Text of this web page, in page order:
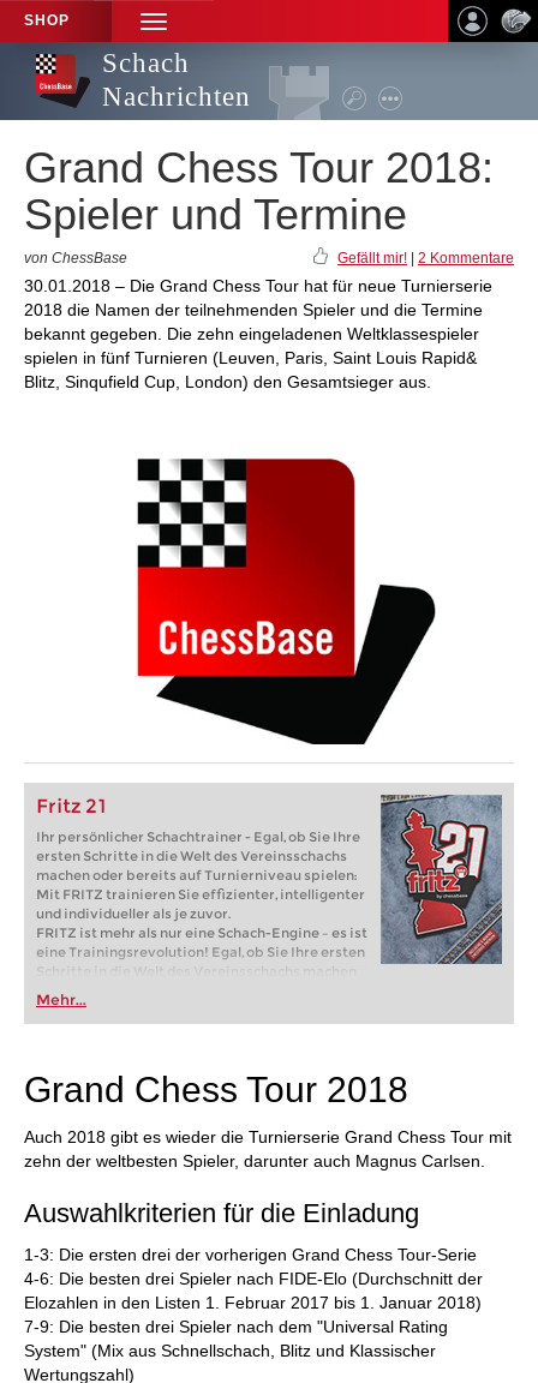
SHOP
TOGGLE
NAVIGATION
Schach
Nachrichten
Grand Chess Tour 2018:
Spieler und Termine
von ChessBase Gefällt mir! 2 Kommentare
30.01.2018 – Die Grand Chess Tour hat für neue Turnierserie
2018 die Namen der teilnehmenden Spieler und die Termine
bekannt gegeben. Die zehn eingeladenen Weltklassespieler
spielen in fünf Turnieren (Leuven, Paris, Saint Louis Rapid&
Blitz, Sinqufield Cup, London) den Gesamtsieger aus.
Fritz 21
Ihr persönlicher Schachtrainer - Egal, ob Sie Ihre
ersten Schritte in die Welt des Vereinsschachs
machen oder bereits auf Turnierniveau spielen:
Mit FRITZ trainieren Sie effizienter, intelligenter
und individueller als je zuvor.
FRITZ ist mehr als nur eine Schach-Engine – es ist
eine Trainingsrevolution! Egal, ob Sie Ihre ersten
Schritte in die Welt des Vereinsschachs machen
oder bereits auf Turnierniveau spielen: Mit
FRITZ trainieren Sie effizienter, intelligenter und
individueller als je zuvor.
Mehr...
Grand Chess Tour 2018
Auch 2018 gibt es wieder die Turnierserie Grand Chess Tour mit
zehn der weltbesten Spieler, darunter auch Magnus Carlsen.
Auswahlkriterien für die Einladung
1-3: Die ersten drei der vorherigen Grand Chess Tour-Serie
4-6: Die besten drei Spieler nach FIDE-Elo (Durchschnitt der
Elozahlen in den Listen 1. Februar 2017 bis 1. Januar 2018)
7-9: Die besten drei Spieler nach dem "Universal Rating
System" (Mix aus Schnellschach, Blitz und Klassischer
Wertungszahl)